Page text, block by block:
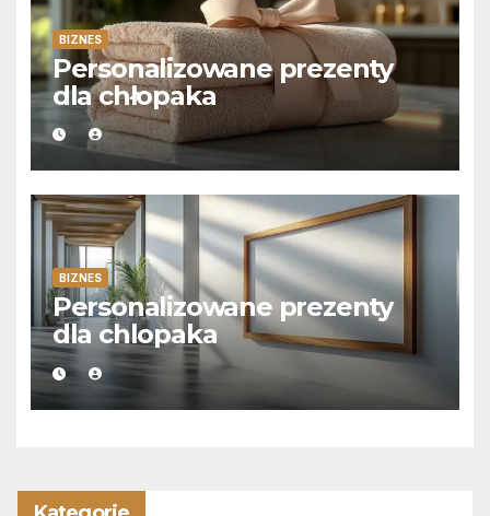
BIZNES
Personalizowane prezenty
dla chłopaka
BIZNES
Personalizowane prezenty
dla chlopaka